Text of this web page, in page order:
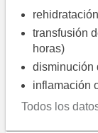
transfusión
horas)
disminución
inflamación
Todos los